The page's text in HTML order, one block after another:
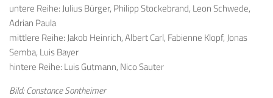
untere Reihe:Julius Bürger, Philipp Stockebrand, Leon Schwede,
Adrian Paula
mittlere Reihe: Jakob Heinrich, Albert Carl, Fabienne Klopf, Jonas
Semba, Luis Bayer
hintere Reihe: Luis Gutmann, Nico Sauter
Bild: Constance Sontheimer